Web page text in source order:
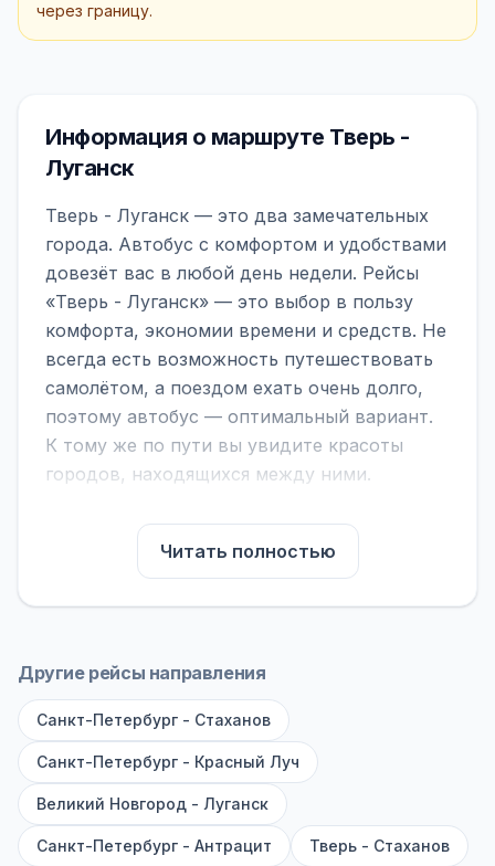
через границу.
Информация о маршруте Тверь -
Луганск
Тверь - Луганск — это два замечательных
города. Автобус с комфортом и удобствами
довезёт вас в любой день недели. Рейсы
«Тверь - Луганск» — это выбор в пользу
комфорта, экономии времени и средств. Не
всегда есть возможность путешествовать
самолётом, а поездом ехать очень долго,
поэтому автобус — оптимальный вариант.
К тому же по пути вы увидите красоты
городов, находящихся между ними.
На нашем сайте вы можете найти
расписание автобусов Тверь - Луганск,
сравнить рейсы и выбрать подходящий.
Если важна скорость — обратите внимание
комфорт — выбирайте большие автобусы
дорога ощущается меньше.
По маршруту предусмотрены остановки:
заправки с магазином, кафе и туалетом, а
также остановки по желанию — обратитесь
к стюарду или водителю. Для вашей
Читать полностью
Другие рейсы направления
Санкт-Петербург - Стаханов
Санкт-Петербург - Красный Луч
Великий Новгород - Луганск
Санкт-Петербург - Антрацит Тверь - Стаханов